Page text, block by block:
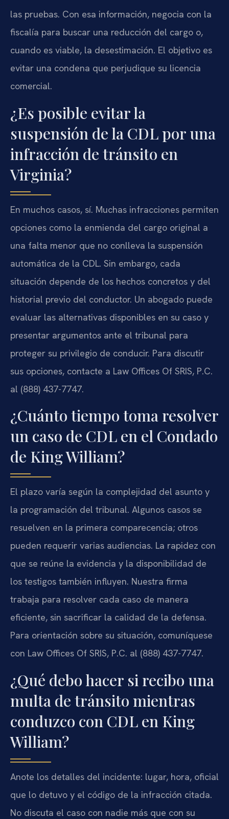
las pruebas. Con esa información, negocia con la
fiscalía para buscar una reducción del cargo o,
cuando es viable, la desestimación. El objetivo es
evitar una condena que perjudique su licencia
comercial.
¿Es posible evitar la
suspensión de la CDL por una
infracción de tránsito en
Virginia?
En muchos casos, sí. Muchas infracciones permiten
opciones como la enmienda del cargo original a
una falta menor que no conlleva la suspensión
automática de la CDL. Sin embargo, cada
situación depende de los hechos concretos y del
historial previo del conductor. Un abogado puede
evaluar las alternativas disponibles en su caso y
presentar argumentos ante el tribunal para
proteger su privilegio de conducir. Para discutir
sus opciones, contacte a Law Offices Of SRIS, P.C.
al (888) 437-7747.
¿Cuánto tiempo toma resolver
un caso de CDL en el Condado
de King William?
El plazo varía según la complejidad del asunto y
la programación del tribunal. Algunos casos se
resuelven en la primera comparecencia; otros
pueden requerir varias audiencias. La rapidez con
que se reúne la evidencia y la disponibilidad de
los testigos también influyen. Nuestra firma
trabaja para resolver cada caso de manera
eficiente, sin sacrificar la calidad de la defensa.
Para orientación sobre su situación, comuníquese
con Law Offices Of SRIS, P.C. al (888) 437-7747.
¿Qué debo hacer si recibo una
multa de tránsito mientras
conduzco con CDL en King
William?
Anote los detalles del incidente: lugar, hora, oficial
que lo detuvo y el código de la infracción citada.
No discuta el caso con nadie más que con su